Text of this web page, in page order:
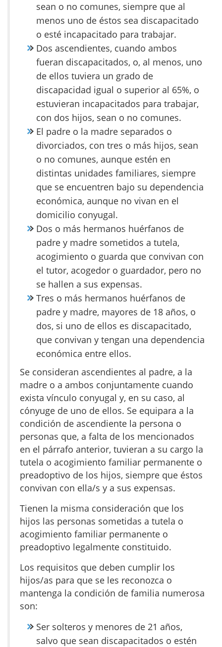
sean o no comunes, siempre que al
menos uno de éstos sea discapacitado
o esté incapacitado para trabajar.
Dos ascendientes, cuando ambos
fueran discapacitados, o, al menos, uno
de ellos tuviera un grado de
discapacidad igual o superior al 65%, o
estuvieran incapacitados para trabajar,
con dos hijos, sean o no comunes.
El padre o la madre separados o
divorciados, con tres o más hijos, sean
o no comunes, aunque estén en
distintas unidades familiares, siempre
que se encuentren bajo su dependencia
económica, aunque no vivan en el
domicilio conyugal.
Dos o más hermanos huérfanos de
padre y madre sometidos a tutela,
acogimiento o guarda que convivan con
el tutor, acogedor o guardador, pero no
se hallen a sus expensas.
Tres o más hermanos huérfanos de
padre y madre, mayores de 18 años, o
dos, si uno de ellos es discapacitado,
que convivan y tengan una dependencia
económica entre ellos.
Se consideran ascendientes al padre, a la
madre o a ambos conjuntamente cuando
exista vínculo conyugal y, en su caso, al
cónyuge de uno de ellos. Se equipara a la
condición de ascendiente la persona o
personas que, a falta de los mencionados
en el párrafo anterior, tuvieran a su cargo la
tutela o acogimiento familiar permanente o
preadoptivo de los hijos, siempre que éstos
convivan con ella/s y a sus expensas.
Tienen la misma consideración que los
hijos las personas sometidas a tutela o
acogimiento familiar permanente o
preadoptivo legalmente constituido.
Los requisitos que deben cumplir los
hijos/as para que se les reconozca o
mantenga la condición de familia numerosa
son:
Ser solteros y menores de 21 años,
salvo que sean discapacitados o estén